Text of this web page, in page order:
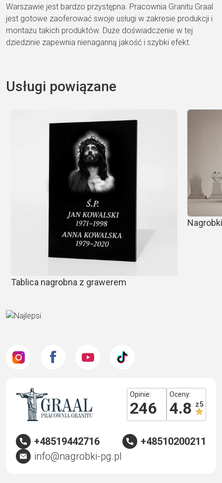
Warszawie jest bardzo przystępna. Pracownia Granitu Graal
jest gotowe zaoferować swoje usługi w zakresie produkcji i
montażu takich produktów. Duże doświadczenie w tej
dziedzinie zapewnia nienaganną jakość i szybki efekt.
Usługi powiązane
Tablica nagrobna z grawerem
Opinie:
246
Oceny:
4.8 z 5
+48519442716
+48510200211
info@nagrobki-pg.pl